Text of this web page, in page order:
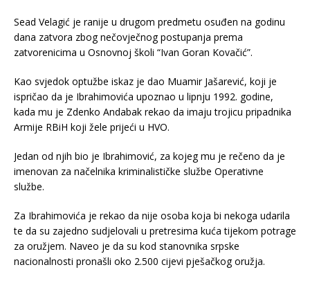
Sead Velagić je ranije u drugom predmetu osuđen na godinu
dana zatvora zbog nečovječnog postupanja prema
zatvorenicima u Osnovnoj školi “Ivan Goran Kovačić”.
Kao svjedok optužbe iskaz je dao Muamir Jašarević, koji je
ispričao da je Ibrahimovića upoznao u lipnju 1992. godine,
kada mu je Zdenko Andabak rekao da imaju trojicu pripadnika
Armije RBiH koji žele prijeći u HVO.
Jedan od njih bio je Ibrahimović, za kojeg mu je rečeno da je
imenovan za načelnika kriminalističke službe Operativne
službe.
Za Ibrahimovića je rekao da nije osoba koja bi nekoga udarila
te da su zajedno sudjelovali u pretresima kuća tijekom potrage
za oružjem. Naveo je da su kod stanovnika srpske
nacionalnosti pronašli oko 2.500 cijevi pješačkog oružja.